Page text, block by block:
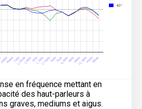
en fréquence mettant en
des haut-parleurs à
graves, mediums et aigus.